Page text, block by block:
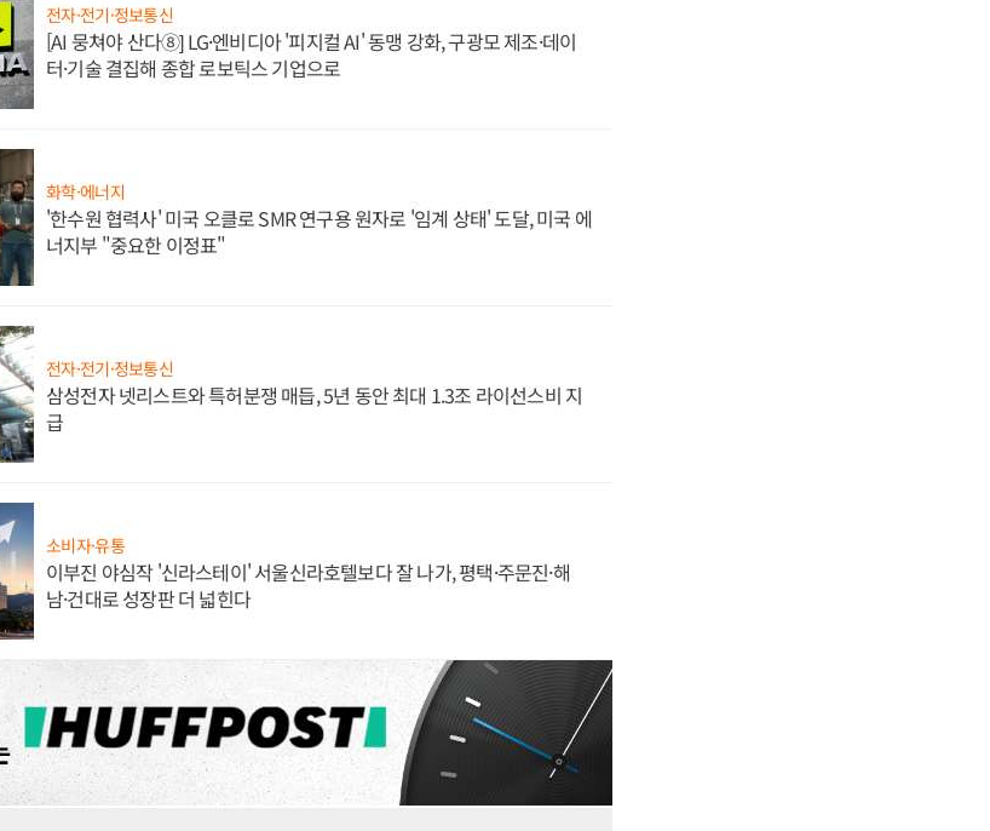
전자·전기·정보통신
[AI 뭉쳐야 산다⑧] LG·엔비디아 '피지컬 AI' 동맹 강화, 구광모 제조·데이
터·기술 결집해 종합 로보틱스 기업으로
화학·에너지
'한수원 협력사' 미국 오클로 SMR 연구용 원자로 '임계 상태' 도달, 미국 에
너지부 "중요한 이정표"
전자·전기·정보통신
삼성전자 넷리스트와 특허분쟁 매듭, 5년 동안 최대 1.3조 라이선스비 지
급
소비자·유통
이부진 야심작 '신라스테이' 서울신라호텔보다 잘 나가, 평택·주문진·해
남·건대로 성장판 더 넓힌다